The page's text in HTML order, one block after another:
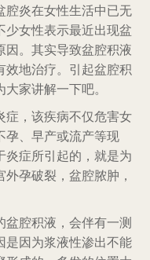
腔炎在女性生活中已无
女性表示最近出现盆
因。其实导致盆腔积液
效地治疗。引起盆腔积
家讲解一下吧。
症，该疾病不仅危害女
孕、早产或流产等现
症所引起的，就是为
孕破裂，盆腔脓肿，
腔积液，会伴有一测
是因为浆液性渗出不能